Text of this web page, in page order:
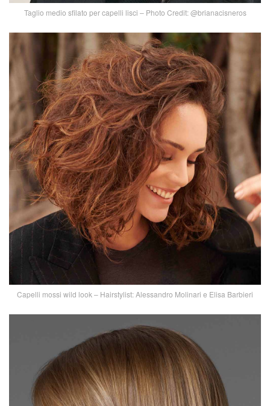
Taglio medio sfilato per capelli lisci – Photo Credit: @brianacisneros
Capelli mossi wild look – Hairstylist: Alessandro Molinari e Elisa Barbieri